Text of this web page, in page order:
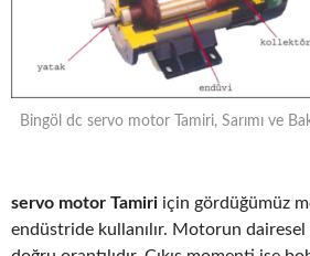
Bingöl dc servo motor Tamiri, Sarımı ve
servo motor Tamiri için gördüğümüz
endüstride kullanılır. Motorun dairesel